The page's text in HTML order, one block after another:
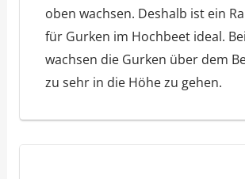
oben wachsen. Deshalb ist ein
für Gurken im Hochbeet ideal.
wachsen die Gurken über dem
zu sehr in die Höhe zu gehen.